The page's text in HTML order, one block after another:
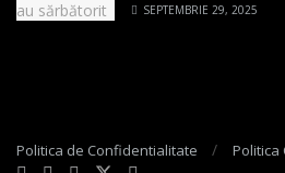
SEPTEMBRIE 29, 2025
Politica de Confidentialitate Politica